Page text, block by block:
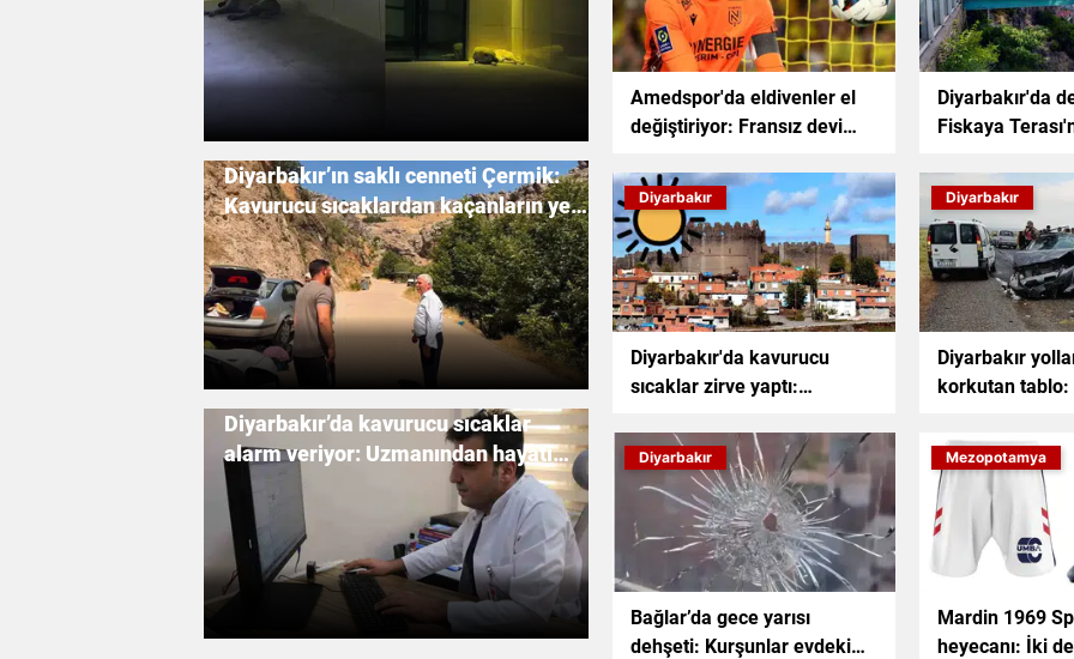
Diyarbakır’ın saklı cenneti Çermik:
Kavurucu sıcaklardan kaçanların yeni
adresi oldu
Diyarbakır’da kavurucu sıcaklar
alarm veriyor: Uzmanından hayati
uyarı
Amedspor'da eldivenler el
değiştiriyor: Fransız devi
Diyarbakır'da
Fiskaya
Diyarbakır
Diyarbakır'da kavurucu
sıcaklar zirve yaptı:
gösterdi
Diyarbakır
Diyarbakır
korkutan tablo:
Diyarbakır
Bağlar’da gece yarısı
dehşeti: Kurşunlar evdeki
Mezopotamya
Mardin 1969
heyecanı: İki